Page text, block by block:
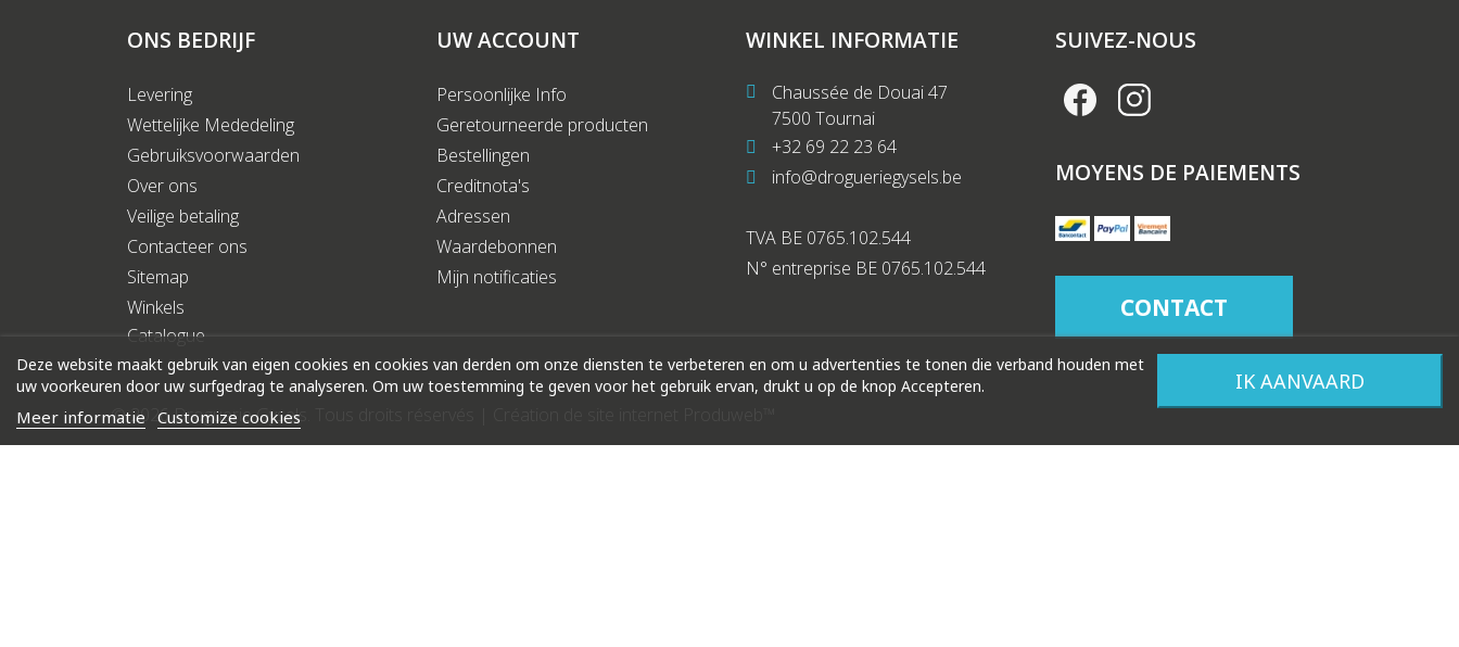
ONS BEDRIJF
Levering
Wettelijke Mededeling
Gebruiksvoorwaarden
Over ons
Veilige betaling
Contacteer ons
Sitemap
Winkels
Catalogue
UW ACCOUNT
Persoonlijke Info
Geretourneerde producten
Bestellingen
Creditnota's
Adressen
Waardebonnen
Mijn notificaties
WINKEL INFORMATIE
Chaussée de Douai 47
7500 Tournai
+32 69 22 23 64
info@drogueriegysels.be
TVA BE 0765.102.544
N° entreprise BE 0765.102.544
Deze website maakt gebruik van eigen cookies en cookies van derden om onze diensten te verbeteren en om u advertenties te tonen die verband houden met
uw voorkeuren door uw surfgedrag te analyseren. Om uw toestemming te geven voor het gebruik ervan, drukt u op de knop Accepteren.
Meer informatie Customize cookies
IK AANVAARD
SUIVEZ-NOUS
MOYENS DE PAIEMENTS
CONTACT
© 2026 Droguerie Gysels. Tous droits réservés |